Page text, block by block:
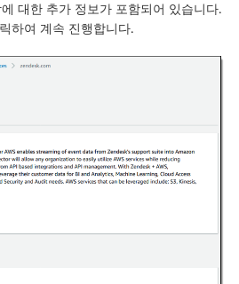
대한 추가 정보가 포함되어 있습니다.
하여 계속 진행합니다.